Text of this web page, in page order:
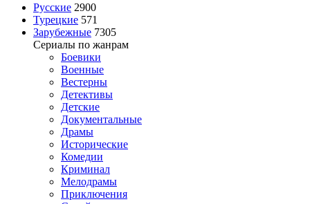
Русские 2900
Турецкие 571
Зарубежные 7305
Сериалы по жанрам
Боевики
Военные
Вестерны
Детективы
Детские
Документальные
Драмы
Исторические
Комедии
Криминал
Мелодрамы
Приключения